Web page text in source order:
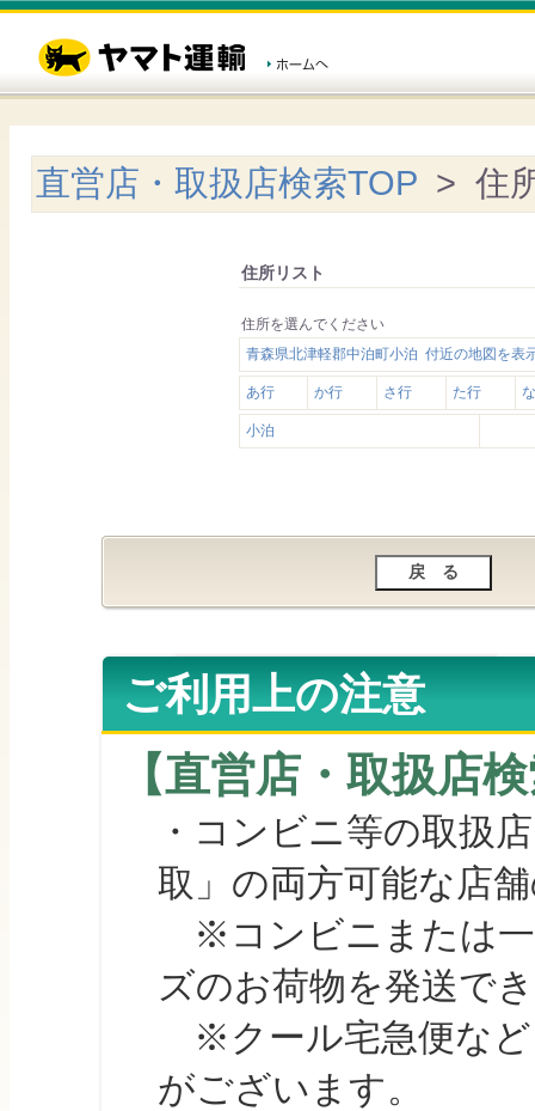
直営店・取扱店検索TOP > 住
住所リスト
住所を選んでください
青森県北津軽郡中泊町小泊 付近の地図を表
あ行 か行 さ行 た行
小泊
ご利用上の注意
【直営店・取扱店
・コンビニ等の取扱
取」の両方可能な店
※コンビニまたは一
ズのお荷物を発送で
※クール宅急便など
がございます。